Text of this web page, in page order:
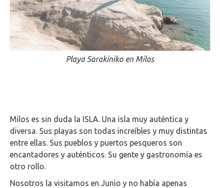
Playa Sarakiniko en Milos
Milos es sin duda la ISLA. Una isla muy auténtica y
diversa. Sus playas son todas increíbles y muy distintas
entre ellas. Sus pueblos y puertos pesqueros son
encantadores y auténticos. Su gente y gastronomía es
otro rollo.
Nosotros la visitamos en Junio y no había apenas